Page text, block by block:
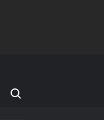
Search for: